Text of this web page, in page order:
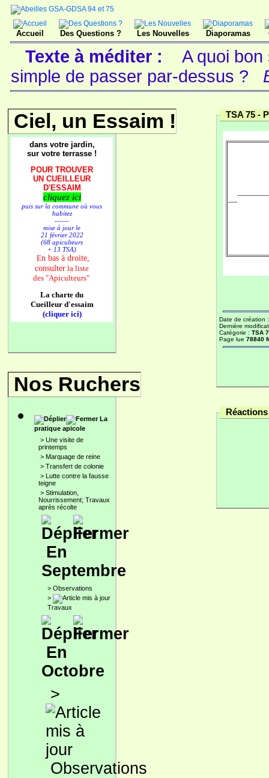
Accueil Des Questions ? Les Nouvelles Diaporamas
Texte à méditer :
A quoi
simple de passer par-dessus ?
Ciel, un Essaim !
dans votre jardin,
sur votre terrasse !
POUR TROUVER
UN CUEILLEUR
D'ESSAIM
cliquez ici
puis sur la commune où vous
habitez
------
mise à jour le
21 février 2022
(68 apiculteurs
+ 13 TSA)
En bas à droite,
consulter la liste
des "Apiculteurs"
La charte du
Cueilleur d'essaim
(cliquer ici)
Nos Ruchers
La
pratique apicole
> Une visite de
printemps
> Marquage de reine
> Transfert de colonie
> Lutte contre la fausse
teigne
> Stimulation,
Nourrissement; Travaux
après récolte
En
Septembre
> Observations
>
Travaux
En
Octobre
>
Observations
TSA 75 -
-----
Date de création
Dernière
Catégorie : TSA
Page lue 78840